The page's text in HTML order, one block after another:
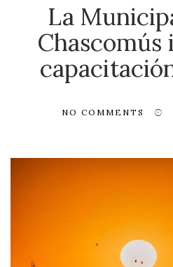
La
Chascomús
NO COMMENTS